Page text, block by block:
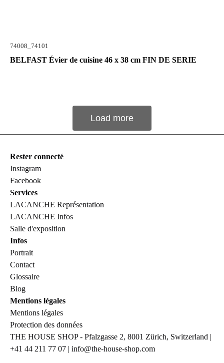
74008_74101
BELFAST Évier de cuisine 46 x 38 cm FIN DE SERIE
Load more
Rester connecté
Instagram
Facebook
Services
LACANCHE Représentation
LACANCHE Infos
Salle d'exposition
Infos
Portrait
Contact
Glossaire
Blog
Mentions légales
Mentions légales
Protection des données
THE HOUSE SHOP - Pfalzgasse 2, 8001 Zürich, Switzerland |
+41 44 211 77 07 | info@the-house-shop.com